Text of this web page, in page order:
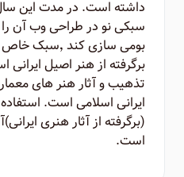
داشته است. در مدت این
سبکی نو در طراحی وب آن را
بومی سازی کند
برگرفته از هنر اصیل
تذهیب و آثار هنر های
ایرانی اسلامی است.
(برگرفته از آثار هنری
است.